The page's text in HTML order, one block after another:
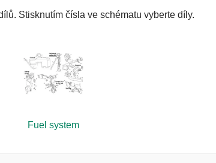
Stisknutím čísla ve schématu vyberte díly.
Fuel system